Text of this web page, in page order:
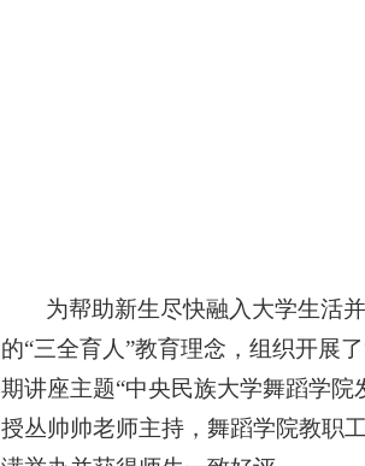
为帮助新生尽快融入大学生活
的“三全育人”教育理念，组织开展
期讲座主题“中央民族大学舞蹈学
授丛帅帅老师主持，舞蹈学院教职